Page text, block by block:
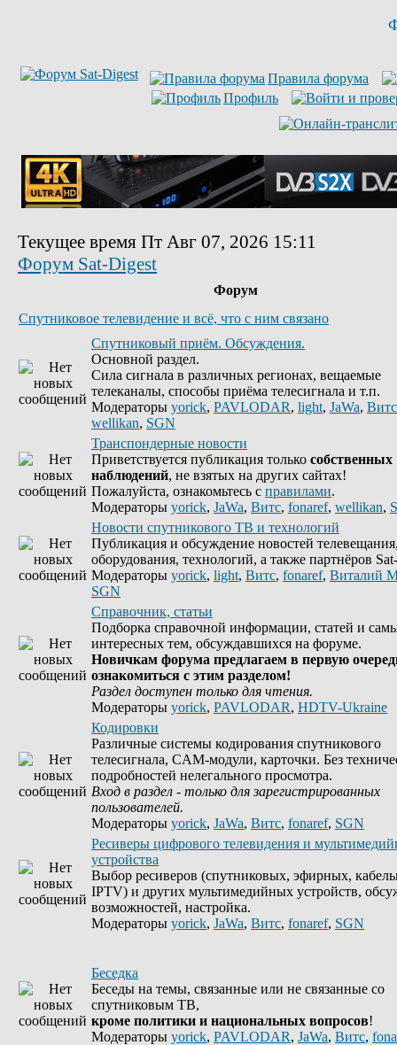
Правила форума
Профиль
Текущее время Пт Авг 07, 2026 15:11
Форум Sat-Digest
Форум
Спутниковое телевидение и всё, что с ним связано
Спутниковый приём. Обсуждения.
Основной раздел.
Сила сигнала в различных регионах, вещаемые
телеканалы, способы приёма телесигнала и т.п.
Модераторы yorick, PAVLODAR, light, JaWa, Витс
wellikan, SGN
Транспондерные новости
Приветствуется публикация только собственных
наблюдений, не взятых на других сайтах!
Пожалуйста, ознакомьтесь с правилами.
Модераторы yorick, JaWa, Витс, fonaref, wellikan,
Новости спутникового ТВ и технологий
Публикация и обсуждение новостей
оборудования, технологий, а также партнёров
Модераторы yorick, light, Витс, fonaref, Виталий
SGN
Справочник, статьи
Подборка справочной информации, статей и
интересных тем, обсуждавшихся на форуме.
Новичкам форума предлагаем в первую
ознакомиться с этим разделом!
Раздел доступен только для чтения.
Модераторы yorick, PAVLODAR, HDTV-Ukraine
Кодировки
Различные системы кодирования спутникового
телесигнала, CAM-модули, карточки. Без
подробностей нелегального просмотра.
Вход в раздел - только для зарегистрированных
пользователей.
Модераторы yorick, JaWa, Витс, fonaref, SGN
Ресиверы цифрового телевидения и
устройства
Выбор ресиверов (спутниковых, эфирных,
IPTV) и других мультимедийных устройств,
возможностей, настройка.
Модераторы yorick, JaWa, Витс, fonaref, SGN
Беседка
Беседы на темы, связанные или не связанные со
спутниковым ТВ,
кроме политики и национальных вопросов!
Модераторы yorick, PAVLODAR, JaWa, Витс,